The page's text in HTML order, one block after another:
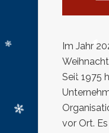
Im Jahr
Seit 1975
vor Ort.